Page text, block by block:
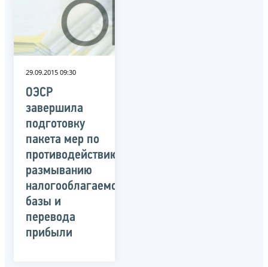
29.09.2015 09:30
ОЭСР
завершила
подготовку
пакета мер по
противодействию
размыванию
налогооблагаемой
базы и
перевода
прибыли